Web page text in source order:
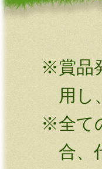
賞品
用し
全て
合、